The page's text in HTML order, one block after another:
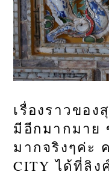
เรื่องราวของ
มีอีกมากมาย
มากจริงๆค่ะ
CITY ได้ที่ลิง